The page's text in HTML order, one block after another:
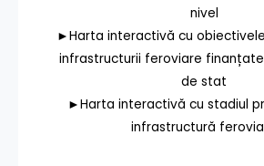
nivel
►Harta interactivă cu
infrastructurii feroviare
de stat
►Harta interactivă cu stadiul
infrastructură